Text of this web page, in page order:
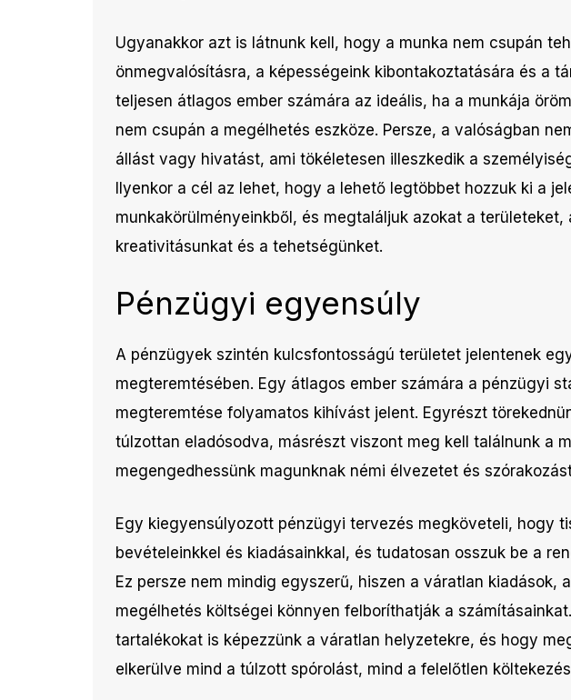
Ugyanakkor azt is látnunk kell, hogy a munka nem csupán
önmegvalósításra, a képességeink kibontakoztatására és a
teljesen átlagos ember számára az ideális, ha a munkája
nem csupán a megélhetés eszköze. Persze, a valóságban
állást vagy hivatást, ami tökéletesen illeszkedik a
Ilyenkor a cél az lehet, hogy a lehető legtöbbet hozzuk ki a
munkakörülményeinkből, és megtaláljuk azokat a
kreativitásunkat és a tehetségünket.
Pénzügyi egyensúly
A pénzügyek szintén kulcsfontosságú területet jelentenek
megteremtésében. Egy átlagos ember számára a pénzügyi
megteremtése folyamatos kihívást jelent. Egyrészt
túlzottan eladósodva, másrészt viszont meg kell találnunk a
megengedhessünk magunknak némi élvezetet és
Egy kiegyensúlyozott pénzügyi tervezés megköveteli, hogy
bevételeinkkel és kiadásainkkal, és tudatosan osszuk be a
Ez persze nem mindig egyszerű, hiszen a váratlan kiadások,
megélhetés költségei könnyen felboríthatják a
tartalékokat is képezzünk a váratlan helyzetekre, és hogy
elkerülve mind a túlzott spórolást, mind a felelőtlen